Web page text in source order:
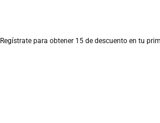
Regístrate para obtener 15 de descuento en tu
i